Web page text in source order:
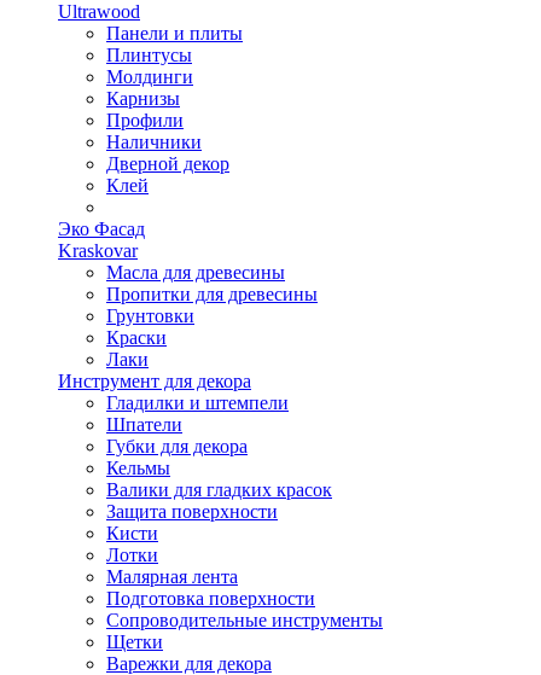
Ultrawood
Панели и плиты
Плинтусы
Молдинги
Карнизы
Профили
Наличники
Дверной декор
Клей
Эко Фасад
Kraskovar
Масла для древесины
Пропитки для древесины
Грунтовки
Краски
Лаки
Инструмент для декора
Гладилки и штемпели
Шпатели
Губки для декора
Кельмы
Валики для гладких красок
Защита поверхности
Кисти
Лотки
Малярная лента
Подготовка поверхности
Сопроводительные инструменты
Щетки
Варежки для декора